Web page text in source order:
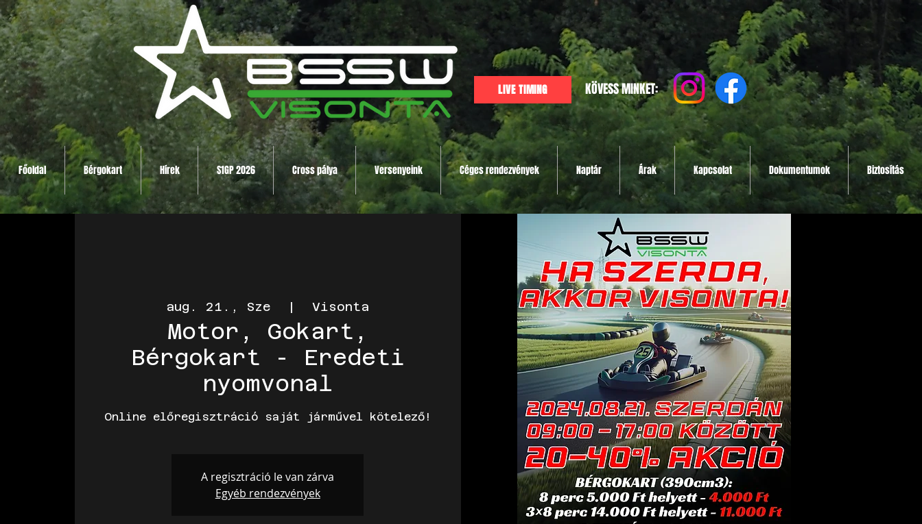
LIVE TIMING KÖVESS MINKET:
Főoldal Bérgokart Hírek S1GP 2026 Cross pálya Versenyeink Céges rendezvények Naptár Árak Kapcsolat Dokumentumok Biztosítás
aug. 21., Sze
  |
Visonta
Motor, Gokart,
Bérgokart - Eredeti
nyomvonal
Online előregisztráció saját járművel kötelező!
A regisztráció le van zárva
Egyéb rendezvények